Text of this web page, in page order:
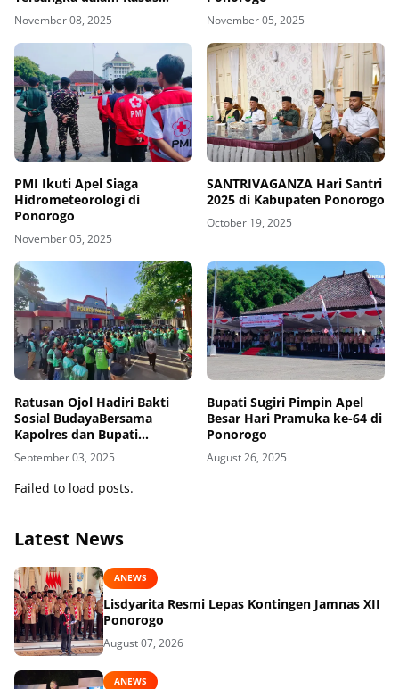
Korupsi
November 08, 2025 November 05, 2025
PMI Ikuti Apel Siaga
Hidrometeorologi di
Ponorogo
November 05, 2025
SANTRIVAGANZA Hari Santri
2025 di Kabupaten Ponorogo
October 19, 2025
Ratusan Ojol Hadiri Bakti
Sosial BudayaBersama
Kapolres dan Bupati
Ponorogo
September 03, 2025
Bupati Sugiri Pimpin Apel
Besar Hari Pramuka ke-64 di
Ponorogo
August 26, 2025
Failed to load posts.
Latest News
ANEWS
Lisdyarita Resmi Lepas Kontingen Jamnas XII
Ponorogo
August 07, 2026
ANEWS